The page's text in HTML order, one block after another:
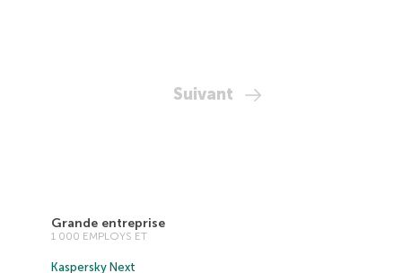
Suivant
Grande entreprise
1 000 EMPLOYS ET
Kaspersky Next